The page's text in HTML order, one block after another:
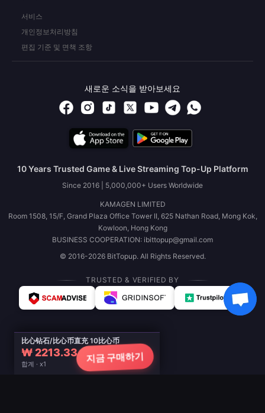
比心钻石/比心币直充 10比心币
₩ 2213.33
합계 · x1
지금 구매하기
서비스
개인정보처리방침
편집 기준 및 면책 조항
새로운 소식을 받아보세요
10 Years Trusted Game & Live Streaming Top-Up Platform
Since 2016 | 5,000,000+ Users Worldwide
KAMAGEN LIMITED
Room 1508, 15/F, Grand Plaza Office Tower II, 625 Nathan Road, Mong Kok,
Kowloon, Hong Kong
BUSINESS COOPERATION: ibittopup@gmail.com
© 2016-2026 BitTopup. All Rights Reserved.
TRUSTED & VERIFIED BY